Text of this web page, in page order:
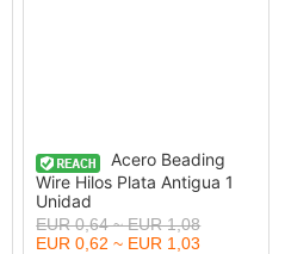
Acero Beading
Wire Hilos Plata Antigua 1
Unidad
EUR 0,64 ~ EUR 1,08
EUR 0,62 ~ EUR 1,03